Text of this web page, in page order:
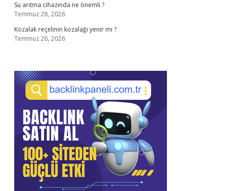
Su arıtma cihazında ne önemli ?
Temmuz 28, 2026
Kozalak reçelinin kozalağı yenir mi ?
Temmuz 26, 2026